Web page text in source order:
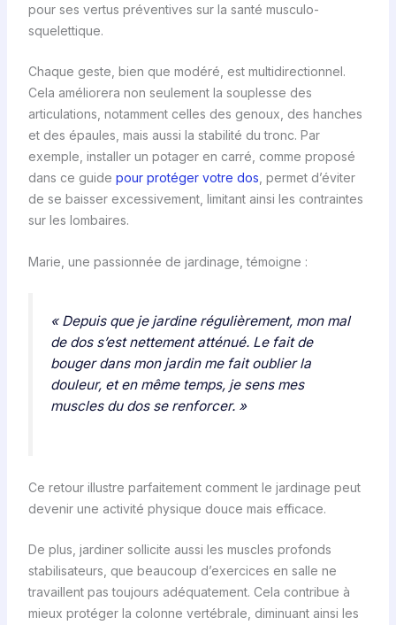
pour ses vertus préventives sur la santé musculo-
squelettique.
Chaque geste, bien que modéré, est multidirectionnel.
Cela améliorera non seulement la souplesse des
articulations, notamment celles des genoux, des hanches
et des épaules, mais aussi la stabilité du tronc. Par
exemple, installer un potager en carré, comme proposé
dans ce guide pour protéger votre dos , permet d’éviter
de se baisser excessivement, limitant ainsi les contraintes
sur les lombaires.
Marie, une passionnée de jardinage, témoigne :
« Depuis que je jardine régulièrement, mon mal
de dos s’est nettement atténué. Le fait de
bouger dans mon jardin me fait oublier la
douleur, et en même temps, je sens mes
muscles du dos se renforcer. »
Ce retour illustre parfaitement comment le jardinage peut
devenir une activité physique douce mais efficace.
De plus, jardiner sollicite aussi les muscles profonds
stabilisateurs, que beaucoup d’exercices en salle ne
travaillent pas toujours adéquatement. Cela contribue à
mieux protéger la colonne vertébrale, diminuant ainsi les